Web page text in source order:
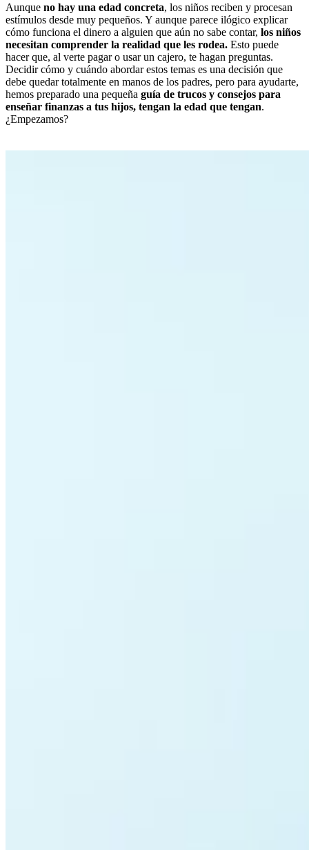
Aunque no hay una edad concreta, los niños reciben y procesan
estímulos desde muy pequeños. Y aunque parece ilógico explicar
cómo funciona el dinero a alguien que aún no sabe contar, los niños
necesitan comprender la realidad que les rodea. Esto puede
hacer que, al verte pagar o usar un cajero, te hagan preguntas.
Decidir cómo y cuándo abordar estos temas es una decisión que
debe quedar totalmente en manos de los padres, pero para ayudarte,
hemos preparado una pequeña guía de trucos y consejos para
enseñar finanzas a tus hijos, tengan la edad que tengan.
¿Empezamos?